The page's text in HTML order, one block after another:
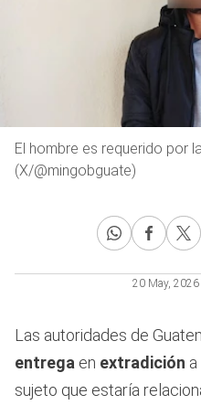
El hombre es requerido por
(X/@mingobguate)
20 May, 2026
Las autoridades de
entrega en extradición
sujeto que estaría